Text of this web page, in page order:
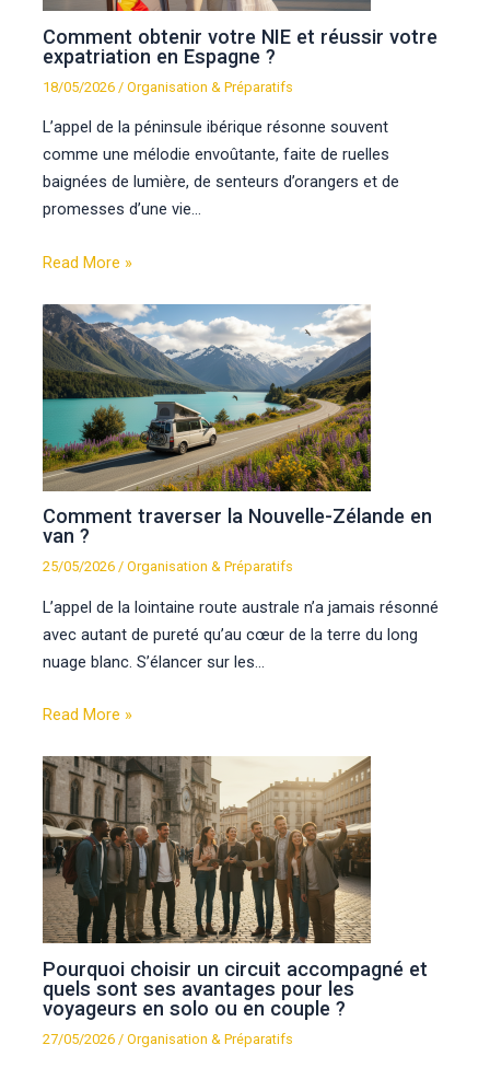
Comment obtenir votre NIE et réussir votre
expatriation en Espagne ?
18/05/2026 /Organisation & Préparatifs
L’appel de la péninsule ibérique résonne souvent
comme une mélodie envoûtante, faite de ruelles
baignées de lumière, de senteurs d’orangers et de
promesses d’une vie…
Read More »
Comment traverser la Nouvelle-Zélande en
van ?
25/05/2026/Organisation & Préparatifs
L’appel de la lointaine route australe n’a jamais résonné
avec autant de pureté qu’au cœur de la terre du long
nuage blanc. S’élancer sur les…
Read More »
Pourquoi choisir un circuit accompagné et
quels sont ses avantages pour les
voyageurs en solo ou en couple ?
27/05/2026/Organisation & Préparatifs